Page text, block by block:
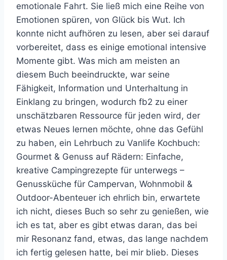
emotionale Fahrt. Sie ließ mich eine Reihe von
Emotionen spüren, von Glück bis Wut. Ich
konnte nicht aufhören zu lesen, aber sei darauf
vorbereitet, dass es einige emotional intensive
Momente gibt. Was mich am meisten an
diesem Buch beeindruckte, war seine
Fähigkeit, Information und Unterhaltung in
Einklang zu bringen, wodurch fb2 zu einer
unschätzbaren Ressource für jeden wird, der
etwas Neues lernen möchte, ohne das Gefühl
zu haben, ein Lehrbuch zu Vanlife Kochbuch:
Gourmet & Genuss auf Rädern: Einfache,
kreative Campingrezepte für unterwegs –
Genussküche für Campervan, Wohnmobil &
Outdoor-Abenteuer ich ehrlich bin, erwartete
ich nicht, dieses Buch so sehr zu genießen, wie
ich es tat, aber es gibt etwas daran, das bei
mir Resonanz fand, etwas, das lange nachdem
ich fertig gelesen hatte, bei mir blieb. Dieses